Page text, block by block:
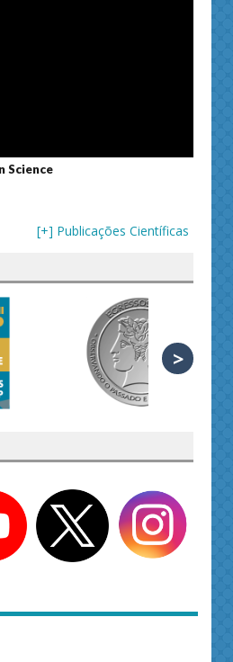
Science
[+] Publicações Científicas
>